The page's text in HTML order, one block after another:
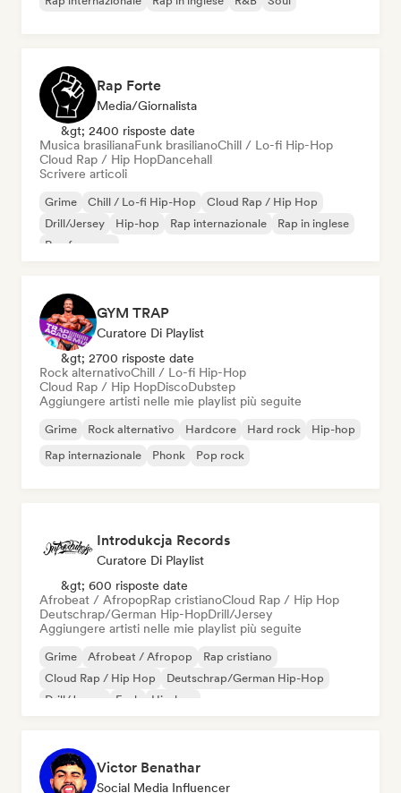
Rap Forte
Media/Giornalista
&gt; 2400 risposte date
Musica brasilianaFunk brasilianoChill / Lo-fi Hip-Hop
Cloud Rap / Hip HopDancehall
Scrivere articoli
Grime Chill / Lo-fi Hip-Hop
Cloud Rap / Hip Hop
Drill/Jersey
Hip-hop Rap internazionale
Rap in inglese
Rap francese
GYM TRAP
Curatore Di Playlist
&gt; 2700 risposte date
Rock alternativoChill / Lo-fi Hip-Hop
Cloud Rap / Hip HopDiscoDubstep
Aggiungere artisti nelle mie playlist più seguite
Grime Rock alternativo Hardcore Hard rock
Hip-hop
Rap internazionale
Phonk Pop rock
Introdukcja Records
Curatore Di Playlist
&gt; 600 risposte date
Afrobeat / AfropopRap cristianoCloud Rap / Hip Hop
Deutschrap/German Hip-HopDrill/Jersey
Aggiungere artisti nelle mie playlist più seguite
Grime Afrobeat / Afropop
Rap cristiano
Cloud Rap / Hip Hop
Deutschrap/German Hip-Hop
Drill/Jersey
Funk Hip-hop
Victor Benathar
Social Media Influencer